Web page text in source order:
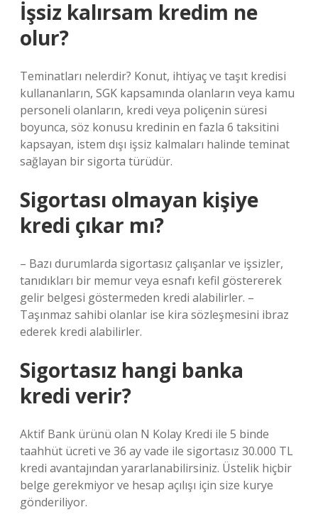
İşsiz kalırsam kredim ne
olur?
Teminatları nelerdir? Konut, ihtiyaç ve taşıt kredisi
kullananların, SGK kapsamında olanların veya kamu
personeli olanların, kredi veya poliçenin süresi
boyunca, söz konusu kredinin en fazla 6 taksitini
kapsayan, istem dışı işsiz kalmaları halinde teminat
sağlayan bir sigorta türüdür.
Sigortası olmayan kişiye
kredi çıkar mı?
– Bazı durumlarda sigortasız çalışanlar ve işsizler,
tanıdıkları bir memur veya esnafı kefil göstererek
gelir belgesi göstermeden kredi alabilirler. –
Taşınmaz sahibi olanlar ise kira sözleşmesini ibraz
ederek kredi alabilirler.
Sigortasız hangi banka
kredi verir?
Aktif Bank ürünü olan N Kolay Kredi ile 5 binde
taahhüt ücreti ve 36 ay vade ile sigortasız 30.000 TL
kredi avantajından yararlanabilirsiniz. Üstelik hiçbir
belge gerekmiyor ve hesap açılışı için size kurye
gönderiliyor.